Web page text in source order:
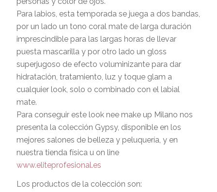
Para labios, esta temporada se juega a dos bandas,
por un lado un tono coral mate de larga duración
imprescindible para las largas horas de llevar
puesta mascarilla y por otro lado un gloss
superjugoso de efecto voluminizante para dar
hidratación, tratamiento, luz y toque glam a
cualquier look, solo o combinado con el labial
mate.
Para conseguir este look nee make up Milano nos
presenta la colección Gypsy, disponible en los
mejores salones de belleza y peluquería, y en
nuestra tienda física u on line
www.eliteprofesional.es
Los productos de la colección son: